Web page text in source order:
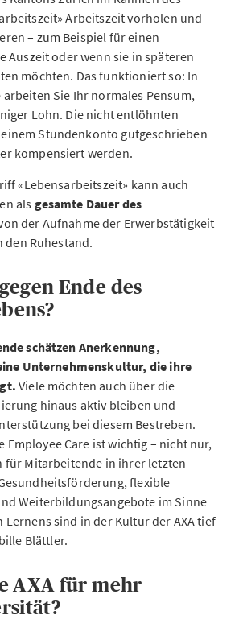
Arbeitszeit vorholen und
– zum Beispiel für einen
Auszeit oder wenn sie in späteren
möchten. Das funktioniert so: In
Sie Ihr normales Pensum,
Lohn. Die nicht entlöhnten
Stundenkonto gutgeschrieben
kompensiert werden.
«Lebensarbeitszeit» kann auch
als gesamte Dauer des
der Aufnahme der Erwerbstätigkeit
den Ruhestand.
Ende des
schätzen Anerkennung,
Unternehmenskultur, die ihre
Viele möchten auch über die
hinaus aktiv bleiben und
bei diesem Bestreben.
Employee Care ist wichtig – nicht nur,
für Mitarbeitende in ihrer letzten
flexible
Weiterbildungsangebote im Sinne
Lernens sind in der Kultur der AXA tief
Blättler.
AXA für mehr